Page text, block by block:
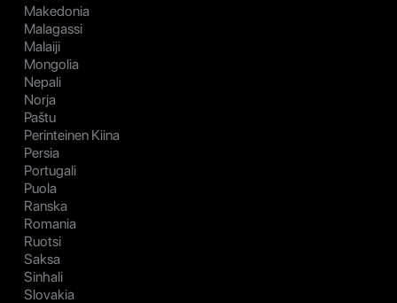
Makedonia
Malagassi
Malaiji
Mongolia
Nepali
Norja
Paštu
Perinteinen Kiina
Persia
Portugali
Puola
Ranska
Romania
Ruotsi
Saksa
Sinhali
Slovakia